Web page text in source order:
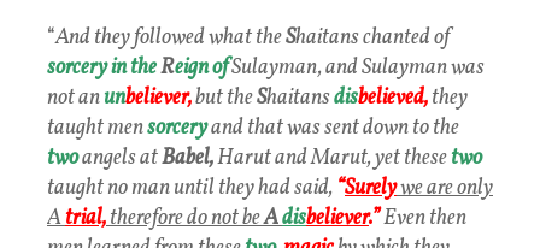
“And they followed what theShaitans chanted of
sorcery in theReign ofSulayman, and Sulayman was
not anunbeliever,but theShaitansdisbelieved,they
taught mensorceryand that was sent down to the
twoangels atBabel,Harut and Marut, yet thesetwo
taught no man until they had said, “Surelywe are only
Atrial,therefore do not beAdisbeliever.”Even then